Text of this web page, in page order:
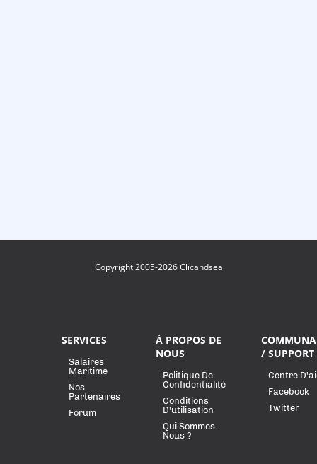
Copyright 2005-2026 Clicandsea
SERVICES
Salaires
Maritime
Nos
Partenaires
Forum
À PROPOS DE
NOUS
Politique De
Confidentialité
Conditions
D'utilisation
Qui Sommes-
Nous ?
/ SUPPORT
Centre
Facebook
Twitter